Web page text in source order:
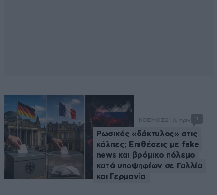
ΚΟΣΜΟΣ21 λ. πριν 1
Ρωσικός «δάκτυλος» στις
κάλπες; Επιθέσεις με fake
news και βρόμικο πόλεμο
κατά υποψηφίων σε Γαλλία
και Γερμανία